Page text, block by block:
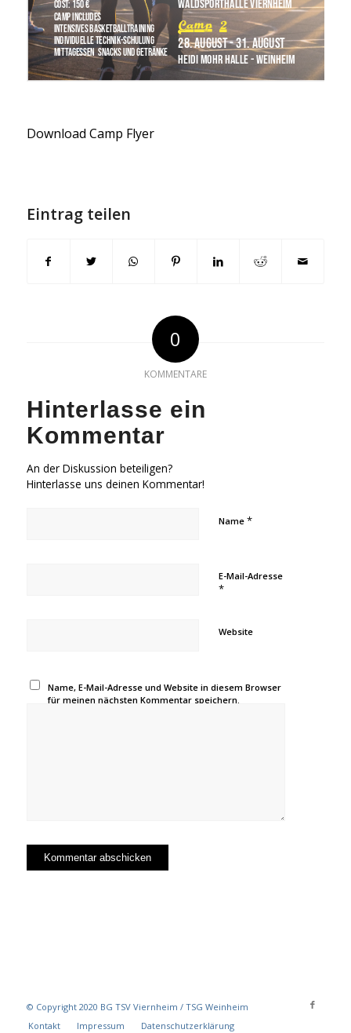
Download Camp Flyer
Eintrag teilen
0
KOMMENTARE
Hinterlasse ein
Kommentar
An der Diskussion beteiligen?
Hinterlasse uns deinen Kommentar!
Name *
E-Mail-Adresse
*
Website
Name, E-Mail-Adresse und Website in diesem Browser
für meinen nächsten Kommentar speichern.
© Copyright 2020 BG TSV Viernheim / TSG Weinheim
Kontakt
Impressum Datenschutzerklärung